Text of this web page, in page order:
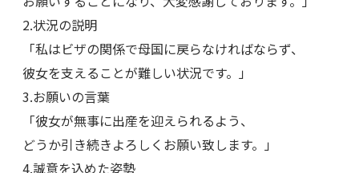
2.状況の説明
「私はビザの関係で母国に戻らなければならず、
彼女を支えることが難しい状況です。」
3.お願いの言葉
「彼女が無事に出産を迎えられるよう、
どうか引き続きよろしくお願い致します。」
4.誠意を込めた姿勢